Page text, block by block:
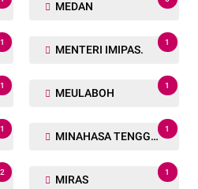
MEDAN
1
MENTERI IMIPAS.
1
1
MEULABOH
1
1
MINAHASA TENGGARA
1
2
MIRAS
1